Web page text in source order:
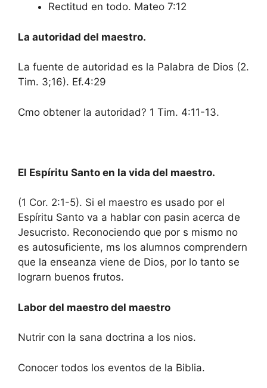
Rectitud en todo. Mateo 7:12
La autoridad del maestro.
La fuente de autoridad es la Palabra de Dios (2.
Tim. 3;16). Ef.4:29
Cmo obtener la autoridad? 1 Tim. 4:11-13.
El Espíritu Santo en la vida del maestro.
(1 Cor. 2:1-5). Si el maestro es usado por el
Espíritu Santo va a hablar con pasin acerca de
Jesucristo. Reconociendo que por s mismo no
es autosuficiente, ms los alumnos comprendern
que la enseanza viene de Dios, por lo tanto se
lograrn buenos frutos.
Labor del maestro del maestro
Nutrir con la sana doctrina a los nios.
Conocer todos los eventos de la Biblia.